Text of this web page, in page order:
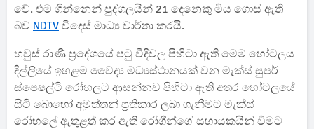
වේ. එම ගින්නෙන් පුද්ගලයින් 21 දෙනෙකු මිය ගොස් ඇති
බව NDTV විදෙස් මාධ්‍ය වාර්තා කරයි.
හවුස් රාණි ප්‍රදේශයේ පටු වීදිවල පිහිටා ඇති මෙම හෝටලය
දිල්ලියේ ඉහළම වෛද්‍ය මධ්‍යස්ථානයක් වන මැක්ස් සුපර්
ස්පෙෂල්ටි රෝහලට ආසන්නව පිහිටා ඇති අතර හෝටලයේ
සිටි බොහෝ අමුත්තන් ප්‍රතිකාර ලබා ගැනීමට මැක්ස්
රෝහලේ ඇතුළත් කර ඇති රෝගීන්ගේ සහායකයින් වීමට